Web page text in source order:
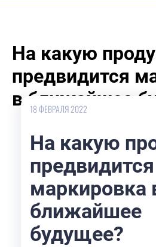
На какую
предвидится
в ближайшее
18 ФЕВРАЛЯ 2022
На какую
предвидится
маркировка
ближайшее
будущее?